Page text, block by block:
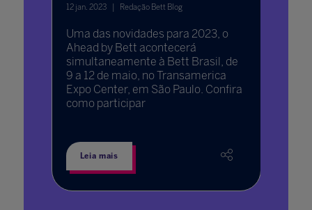
12 jan. 2023 Redação Bett Blog
Uma das novidades para 2023, o
Ahead by Bett acontecerá
simultaneamente à Bett Brasil, de
9 a 12 de maio, no Transamerica
Expo Center, em São Paulo. Confira
como participar
Leia mais